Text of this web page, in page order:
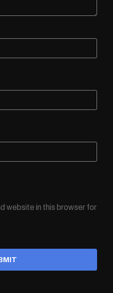
website in this browser for